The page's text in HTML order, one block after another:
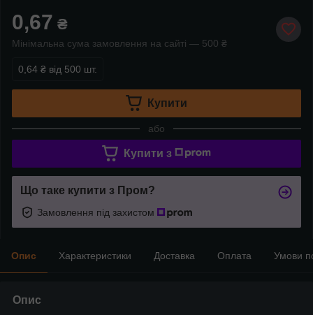
0,67 ₴
Мінімальна сума замовлення на сайті — 500 ₴
0,64 ₴ від 500 шт.
Купити
або
Купити з
Що таке купити з Пром?
Замовлення під захистом
Опис Характеристики Доставка Оплата Умови
Опис